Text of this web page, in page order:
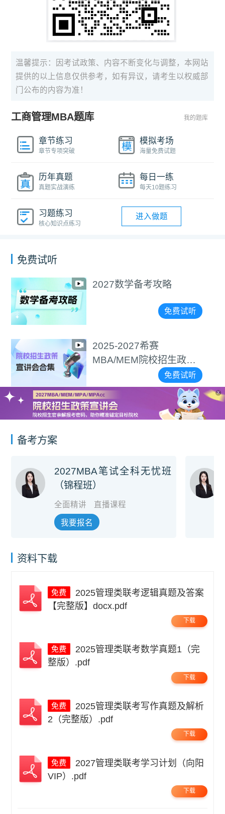
温馨提示：因考试政策、内容不断变化与调整，本网站
提供的以上信息仅供参考，如有异议，请考生以权威部
门公布的内容为准！
工商管理MBA题库 我的题库
章节练习
章节专项突破
模拟考场
海量免费试题
历年真题
真题实战演练
每日一练
每天10题练习
习题练习
核心知识点练习
进入做题
免费试听
2027数学备考攻略
免费试听
2025-2027希赛
MBA/MEM院校招生政策
免费试听
X
备考方案
2027MBA笔试全科无忧班
（锦程班）
全面精讲 直播课程
我要报名
资料下载
【完整版】docx.pdf
下载
整版）.pdf
下载
2（完整版）.pdf
下载
VIP）.pdf
下载